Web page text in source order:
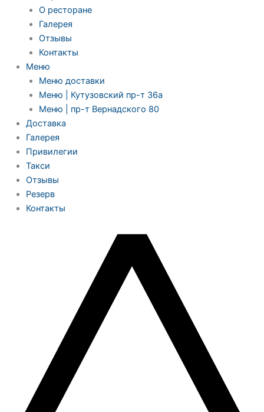
О ресторане
Галерея
Отзывы
Контакты
Меню
Меню доставки
Меню | Кутузовский пр-т 36а
Меню | пр-т Вернадского 80
Доставка
Галерея
Привилегии
Такси
Отзывы
Резерв
Контакты